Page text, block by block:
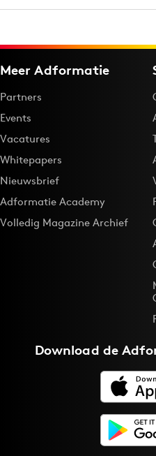
Meer Adformatie
Partners
Events
Vacatures
Whitepapers
Nieuwsbrief
Adformatie Academy
Volledig Magazine Archief
Download de